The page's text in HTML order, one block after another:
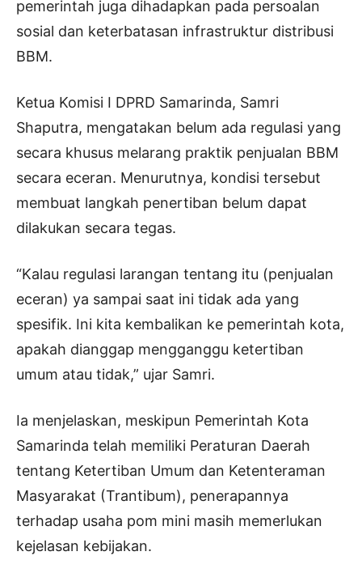
pemerintah juga dihadapkan pada persoalan
sosial dan keterbatasan infrastruktur distribusi
BBM.
Ketua Komisi I DPRD Samarinda, Samri
Shaputra, mengatakan belum ada regulasi yang
secara khusus melarang praktik penjualan BBM
secara eceran. Menurutnya, kondisi tersebut
membuat langkah penertiban belum dapat
dilakukan secara tegas.
“Kalau regulasi larangan tentang itu (penjualan
eceran) ya sampai saat ini tidak ada yang
spesifik. Ini kita kembalikan ke pemerintah kota,
apakah dianggap mengganggu ketertiban
umum atau tidak,” ujar Samri.
Ia menjelaskan, meskipun Pemerintah Kota
Samarinda telah memiliki Peraturan Daerah
tentang Ketertiban Umum dan Ketenteraman
Masyarakat (Trantibum), penerapannya
terhadap usaha pom mini masih memerlukan
kejelasan kebijakan.